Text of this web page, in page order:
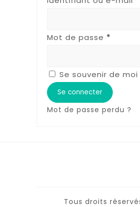
Mot de passe *
Se souvenir de moi
Se connecter
Mot de passe perdu ?
Tous droits